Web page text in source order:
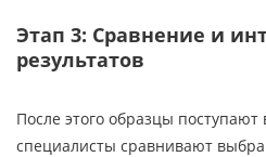
Этап 3: Сравнение и
результатов
После этого образцы поступают
специалисты сравнивают